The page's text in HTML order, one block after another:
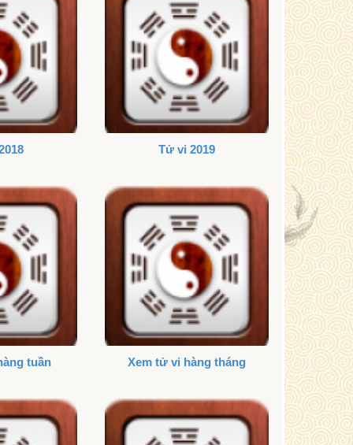
Tử vi 2019
tuần Xem tử vi hàng tháng